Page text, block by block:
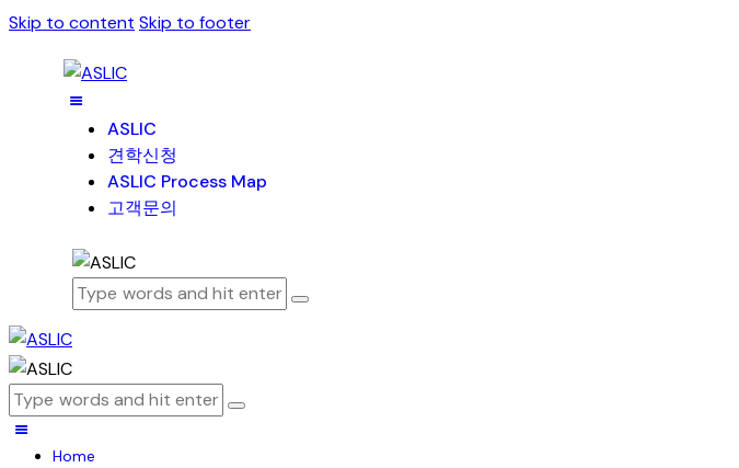
Skip to content Skip to footer
ASLIC
견학신청
ASLIC Process Map
고객문의
Home